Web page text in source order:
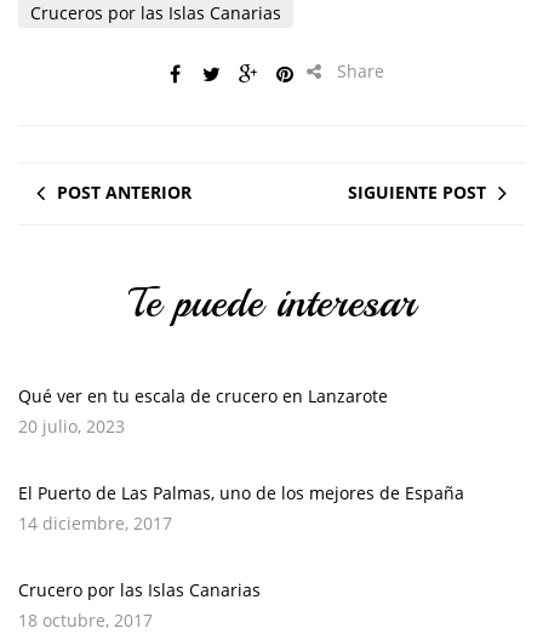
Cruceros por las Islas Canarias
Share
POST ANTERIOR SIGUIENTE POST
Te puede interesar
Qué ver en tu escala de crucero en Lanzarote
20 julio, 2023
El Puerto de Las Palmas, uno de los mejores de España
14 diciembre, 2017
Crucero por las Islas Canarias
18 octubre, 2017